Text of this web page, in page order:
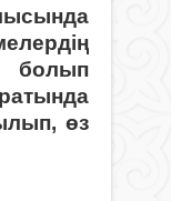
болып
өз